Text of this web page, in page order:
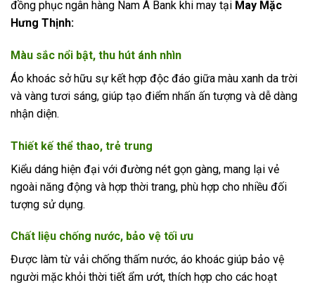
đồng phục ngân hàng Nam Á Bank khi may tại May Mặc
Hưng Thịnh:
Màu sắc nổi bật, thu hút ánh nhìn
Áo khoác sở hữu sự kết hợp độc đáo giữa màu xanh da trời
và vàng tươi sáng, giúp tạo điểm nhấn ấn tượng và dễ dàng
nhận diện.
Thiết kế thể thao, trẻ trung
Kiểu dáng hiện đại với đường nét gọn gàng, mang lại vẻ
ngoài năng động và hợp thời trang, phù hợp cho nhiều đối
tượng sử dụng.
Chất liệu chống nước, bảo vệ tối ưu
Được làm từ vải chống thấm nước, áo khoác giúp bảo vệ
người mặc khỏi thời tiết ẩm ướt, thích hợp cho các hoạt